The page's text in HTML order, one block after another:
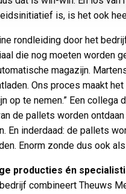
is, is het ook
rondleiding door het
die nog moeten worden
magazijn.
Ons proces maakt
op te nemen.” Een
de pallets worden
En inderdaad: de pallets
Enorm zonde dus ook
producties én
combineert Theuws